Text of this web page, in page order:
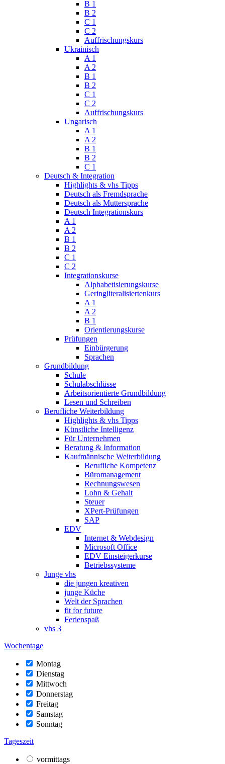
B 1
B 2
C 1
C 2
Auffrischungskurs
Ukrainisch
A 1
A 2
B 1
B 2
C 1
C 2
Auffrischungskurs
Ungarisch
A 1
A 2
B 1
B 2
C 1
Deutsch & Integration
Highlights & vhs Tipps
Deutsch als Fremdsprache
Deutsch als Muttersprache
Deutsch Integrationskurs
A 1
A 2
B 1
B 2
C 1
C 2
Integrationskurse
Alphabetisierungskurse
Geringliteralisiertenkurs
A 1
A 2
B 1
Orientierungskurse
Prüfungen
Einbürgerung
Sprachen
Grundbildung
Schule
Schulabschlüsse
Arbeitsorientierte Grundbildung
Lesen und Schreiben
Berufliche Weiterbildung
Highlights & vhs Tipps
Künstliche Intelligenz
Für Unternehmen
Beratung & Information
Kaufmännische Weiterbildung
Berufliche Kompetenz
Büromanagement
Rechnungswesen
Lohn & Gehalt
Steuer
XPert-Prüfungen
SAP
EDV
Internet & Webdesign
Microsoft Office
EDV Einsteigerkurse
Betriebssysteme
Junge vhs
die jungen kreativen
junge Küche
Welt der Sprachen
fit for future
Ferienspaß
vhs 3
Wochentage
Montag
Dienstag
Mittwoch
Donnerstag
Freitag
Samstag
Sonntag
Tageszeit
vormittags